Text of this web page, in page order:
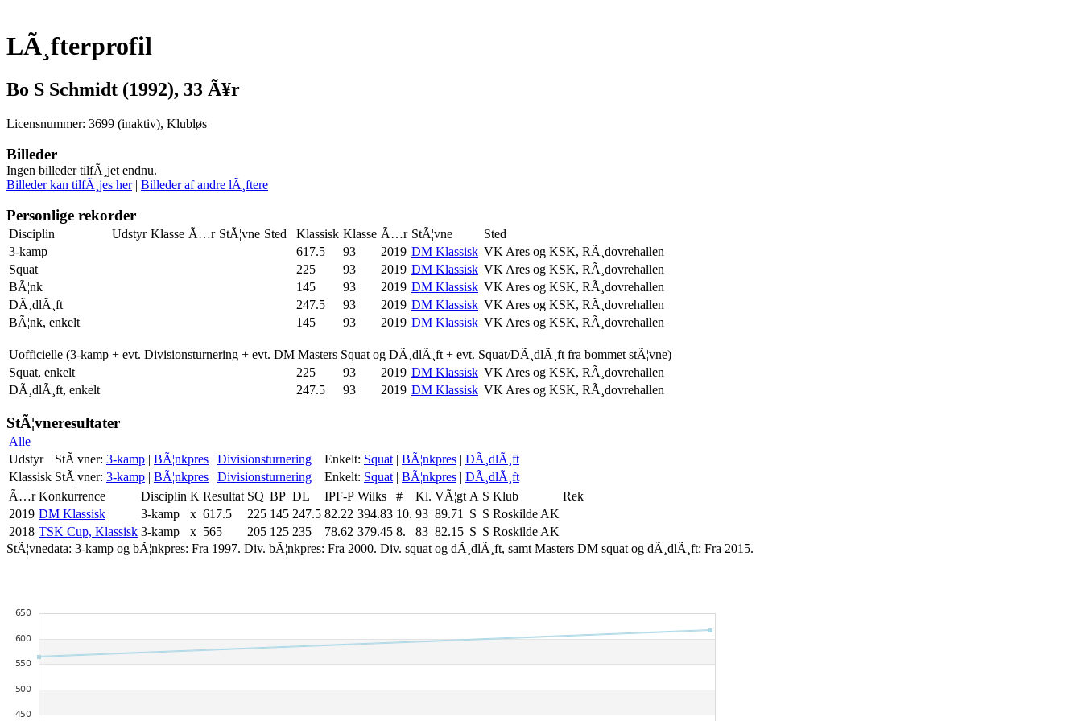
LÃ¸fterprofil
Bo S Schmidt (1992), 33 Ã¥r
Licensnummer: 3699 (inaktiv), Klubløs
Billeder
Ingen billeder tilfÃ¸jet endnu.
Billeder kan tilfÃ¸jes her| Billeder af andre lÃ¸ftere
Personlige rekorder
Disciplin Udstyr Klasse Ã…r StÃ¦vne Sted Klassisk Klasse Ã…r StÃ¦vne
Sted
3-kamp
617.5 93 2019 DM Klassisk VK Ares og KSK, RÃ¸dovrehallen
Squat
225 93 2019 DM Klassisk VK Ares og KSK, RÃ¸dovrehallen
BÃ¦nk
145 93 2019 DM Klassisk VK Ares og KSK, RÃ¸dovrehallen
DÃ¸dlÃ¸ft
247.5 93 2019 DM Klassisk VK Ares og KSK, RÃ¸dovrehallen
BÃ¦nk, enkelt
145 93 2019 DM Klassisk VK Ares og KSK, RÃ¸dovrehallen
Uofficielle (3-kamp + evt. Divisionsturnering + evt. DM Masters Squat og DÃ¸dlÃ¸ft + evt. Squat/DÃ¸dlÃ¸ft fra bommet stÃ¦vne)
Squat, enkelt
225 93 2019 DM Klassisk VK Ares og KSK, RÃ¸dovrehallen
DÃ¸dlÃ¸ft, enkelt
247.5 93 2019 DM Klassisk VK Ares og KSK, RÃ¸dovrehallen
StÃ¦vneresultater
Alle
Udstyr
StÃ¦vner: 3-kamp | BÃ¦nkpres | Divisionsturnering Enkelt: Squat | BÃ¦nkpres | DÃ¸dlÃ¸ft
Klassisk StÃ¦vner: 3-kamp | BÃ¦nkpres | Divisionsturnering Enkelt: Squat | BÃ¦nkpres | DÃ¸dlÃ¸ft
Ã…r Konkurrence Disciplin K Resultat SQ BP DL IPF-P Wilks # Kl. VÃ¦gt A S Klub
Rek
2019 DM Klassisk 3-kamp x 617.5 225 145 247.5 82.22 394.83 10. 93 89.71 S S Roskilde AK
2018 TSK Cup, Klassisk 3-kamp x 565 205 125 235 78.62 379.45 8. 83 82.15 S S Roskilde AK
StÃ¦vnedata: 3-kamp og bÃ¦nkpres: Fra 1997. Div. bÃ¦nkpres: Fra 2000. Div. squat og dÃ¸dlÃ¸ft, samt Masters DM squat og dÃ¸dlÃ¸ft: Fra 2015.